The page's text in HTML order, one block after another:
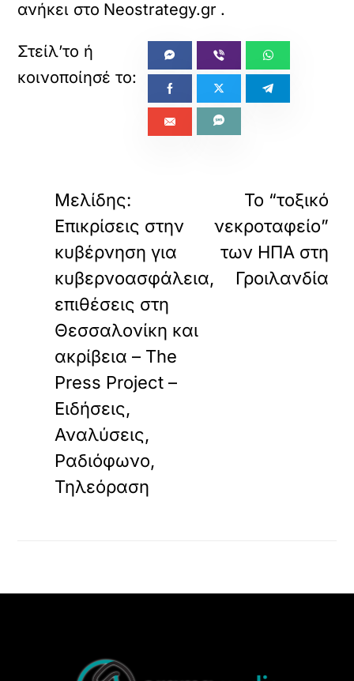
ανήκει στο Neostrategy.gr .
Μελίδης:
Επικρίσεις στην
κυβέρνηση για
κυβερνοασφάλεια,
επιθέσεις στη
Θεσσαλονίκη και
ακρίβεια – The
Press Project –
Ειδήσεις,
Αναλύσεις,
Ραδιόφωνο,
Τηλεόραση
Το “τοξικό
νεκροταφείο”
των ΗΠΑ στη
Γροιλανδία